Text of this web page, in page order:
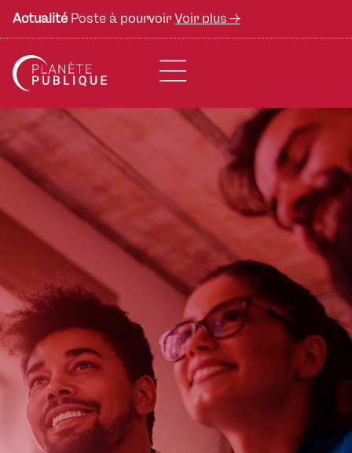
Actualité Poste à pourvoir Voir plus ->